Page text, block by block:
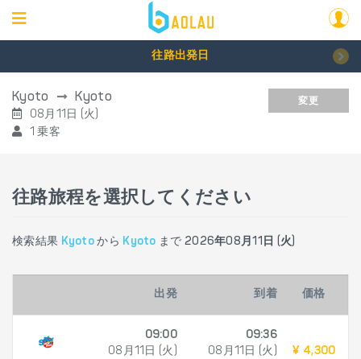
往路出発日
Kyoto Kyoto
08月11日 (火)
1 乗客
変更
往路旅程を選択してください
検索結果 Kyoto から Kyoto まで 2026年08月11日 (火)
出発 到着 価格
09:00
08月11日 (火)
09:36
08月11日 (火)
¥ 4,300